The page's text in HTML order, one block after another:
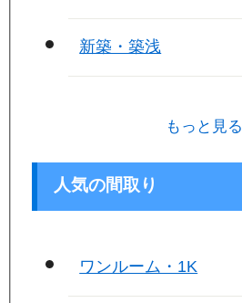
新築・築浅
もっと見る
人気の間取り
ワンルーム・1K